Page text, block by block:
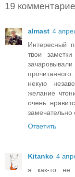
19
almast 4
Интересный
твои
некую
желание
очень
замечательно
Ответить
Kitanko 4
я как-то не